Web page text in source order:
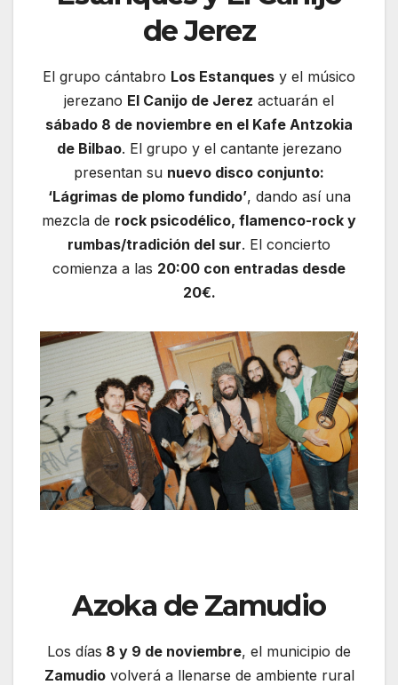
de Jerez
El grupo cántabro Los Estanques y el músico
jerezano El Canijo de Jerez actuarán el
sábado 8 de noviembre en el Kafe Antzokia
de Bilbao. El grupo y el cantante jerezano
presentan su nuevo disco conjunto:
‘Lágrimas de plomo fundido’, dando así una
mezcla de rock psicodélico, flamenco-rock y
rumbas/tradición del sur. El concierto
comienza a las 20:00 con entradas desde
20€.
Azoka de Zamudio
Los días 8 y 9 de noviembre, el municipio de
Zamudiovolverá a llenarse de ambiente rural